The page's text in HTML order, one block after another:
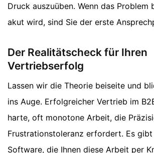
Druck auszuüben. Wenn das Problem
akut wird, sind Sie der erste
Der Realitätscheck für Ihren
Vertriebserfolg
Lassen wir die Theorie beiseite und
ins Auge. Erfolgreicher Vertrieb im
harte, oft monotone Arbeit, die
Frustrationstoleranz erfordert. Es
Software, die Ihnen diese Arbeit per